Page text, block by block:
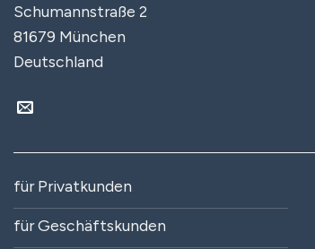
Schumannstraße 2
81679 München
Deutschland
für Privatkunden
für Geschäftskunden